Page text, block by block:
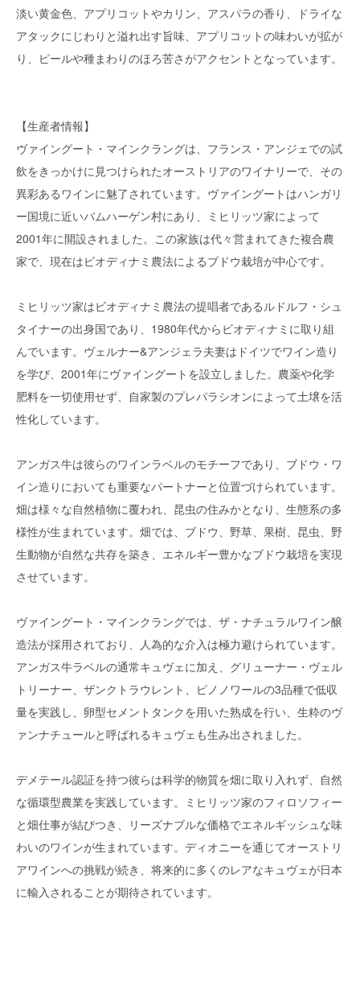
淡い黄金色、アプリコットやカリン、アスパラの香り、ドライな
アタックにじわりと溢れ出す旨味、アプリコットの味わいが拡が
り、ピールや種まわりのほろ苦さがアクセントとなっています。
【生産者情報】
ヴァイングート・マインクラングは、フランス・アンジェでの試
飲をきっかけに見つけられたオーストリアのワイナリーで、その
異彩あるワインに魅了されています。ヴァイングートはハンガリ
ー国境に近いバムハーゲン村にあり、ミヒリッツ家によって
2001年に開設されました。この家族は代々営まれてきた複合農
家で、現在はビオディナミ農法によるブドウ栽培が中心です。
ミヒリッツ家はビオディナミ農法の提唱者であるルドルフ・シュ
タイナーの出身国であり、1980年代からビオディナミに取り組
んでいます。ヴェルナー&アンジェラ夫妻はドイツでワイン造り
を学び、2001年にヴァイングートを設立しました。農薬や化学
肥料を一切使用せず、自家製のプレパラシオンによって土壌を活
性化しています。
アンガス牛は彼らのワインラベルのモチーフであり、ブドウ・ワ
イン造りにおいても重要なパートナーと位置づけられています。
畑は様々な自然植物に覆われ、昆虫の住みかとなり、生態系の多
様性が生まれています。畑では、ブドウ、野草、果樹、昆虫、野
生動物が自然な共存を築き、エネルギー豊かなブドウ栽培を実現
させています。
ヴァイングート・マインクラングでは、ザ・ナチュラルワイン醸
造法が採用されており、人為的な介入は極力避けられています。
アンガス牛ラベルの通常キュヴェに加え、グリューナー・ヴェル
トリーナー、ザンクトラウレント、ピノノワールの3品種で低収
量を実践し、卵型セメントタンクを用いた熟成を行い、生粋のヴ
ァンナチュールと呼ばれるキュヴェも生み出されました。
デメテール認証を持つ彼らは科学的物質を畑に取り入れず、自然
な循環型農業を実践しています。ミヒリッツ家のフィロソフィー
と畑仕事が結びつき、リーズナブルな価格でエネルギッシュな味
わいのワインが生まれています。ディオニーを通じてオーストリ
アワインへの挑戦が続き、将来的に多くのレアなキュヴェが日本
に輸入されることが期待されています。